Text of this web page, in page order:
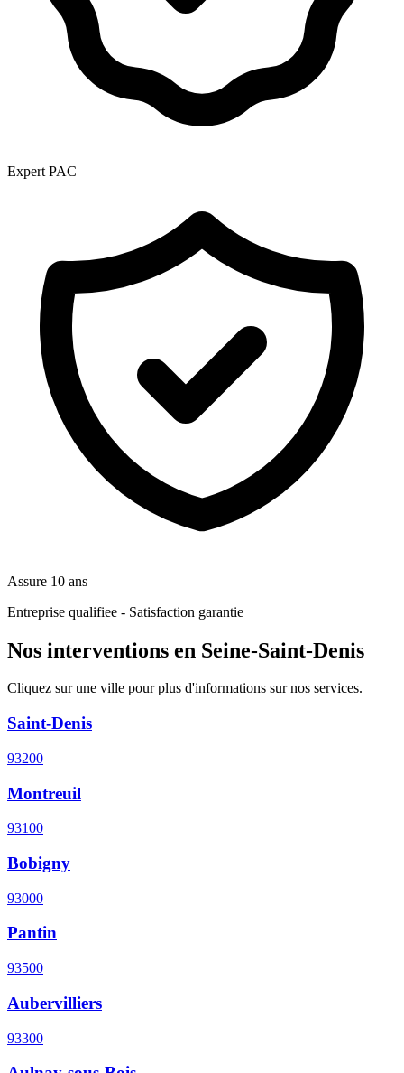
Expert PAC
Assure 10 ans
Entreprise qualifiee - Satisfaction garantie
Nos interventions en Seine-Saint-Denis
Cliquez sur une ville pour plus d'informations sur nos services.
Saint-Denis
93200
Montreuil
93100
Bobigny
93000
Pantin
93500
Aubervilliers
93300